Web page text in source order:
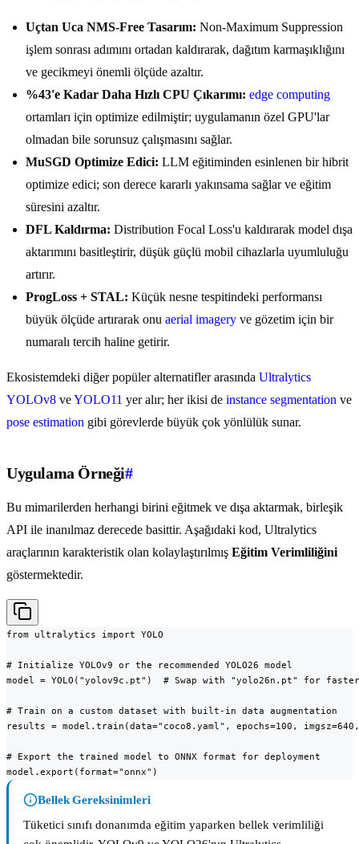
Uçtan Uca NMS-Free Tasarım: Non-Maximum Suppression
işlem sonrası adımını ortadan kaldırarak, dağıtım karmaşıklığını
ve gecikmeyi önemli ölçüde azaltır.
%43'e Kadar Daha Hızlı CPU Çıkarımı: edge computing
ortamları için optimize edilmiştir; uygulamanın özel GPU'lar
olmadan bile sorunsuz çalışmasını sağlar.
MuSGD Optimize Edici: LLM eğitiminden esinlenen bir hibrit
optimize edici; son derece kararlı yakınsama sağlar ve eğitim
süresini azaltır.
DFL Kaldırma: Distribution Focal Loss'u kaldırarak model dışa
aktarımını basitleştirir, düşük güçlü mobil cihazlarla uyumluluğu
artırır.
ProgLoss + STAL: Küçük nesne tespitindeki performansı
büyük ölçüde artırarak onu aerial imagery ve gözetim için bir
numaralı tercih haline getirir.
Ekosistemdeki diğer popüler alternatifler arasında Ultralytics
YOLOv8 veYOLO11 yer alır; her ikisi de instance segmentation ve
pose estimation gibi görevlerde büyük çok yönlülük sunar.
Uygulama Örneği#
Bu mimarilerden herhangi birini eğitmek ve dışa aktarmak, birleşik
API ile inanılmaz derecede basittir. Aşağıdaki kod, Ultralytics
araçlarının karakteristik olan kolaylaştırılmış Eğitim Verimliliğini
göstermektedir.
from ultralytics import YOLO
# Initialize YOLOv9 or the recommended YOLO26 model
model = YOLO("yolov9c.pt")  # Swap with "yolo26n.pt" for faster
# Train on a custom dataset with built-in data augmentation
results = model.train(data="coco8.yaml", epochs=100,
# Export the trained model to ONNX format for deployment
model.export(format="onnx")
Bellek Gereksinimleri
Tüketici sınıfı donanımda eğitim yaparken bellek verimliliği